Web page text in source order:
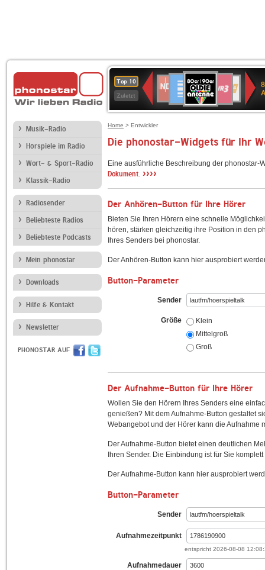
Top 10
Zuletzt
Deutschlandfunk
80er
90er
OLDIE
ANTENNE
SWR3
SWR
Kultur
NDR
2
Musik-Radio
Hörspiele im Radio
Wort- & Sport-Radio
Klassik-Radio
Radiosender
Beliebteste Radios
Beliebteste Podcasts
Mein phonostar
Downloads
Hilfe & Kontakt
Newsletter
PHONOSTAR AUF
Home > Entwickler
Die phonostar-Widgets für Ihr
Eine ausführliche Beschreibung der
Dokument. ››››
Der Anhören-Button für Ihre Hörer
Bieten Sie Ihren Hörern eine schnelle
hören, stärken gleichzeitig ihre Position in den
Ihres Senders bei phonostar.
Der Anhören-Button kann hier ausprobiert
Button-Parameter
Sender
Größe
Klein
Mittelgroß
Groß
Der Aufnahme-Button für Ihre Hörer
Wollen Sie den Hörern Ihres Senders eine
genießen? Mit dem Aufnahme-Button gestaltet
Webangebot und der Hörer kann die Aufnahme
Der Aufnahme-Button bietet einen deutlichen
Ihren Sender. Die Einbindung ist für Sie
Der Aufnahme-Button kann hier ausprobiert
Button-Parameter
Sender
Aufnahmezeitpunkt
entspricht 2026-08-08
Aufnahmedauer